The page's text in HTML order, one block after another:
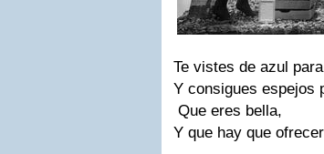
Te vistes de azul
Y consigues espejos
Que eres bella,
Y que hay que